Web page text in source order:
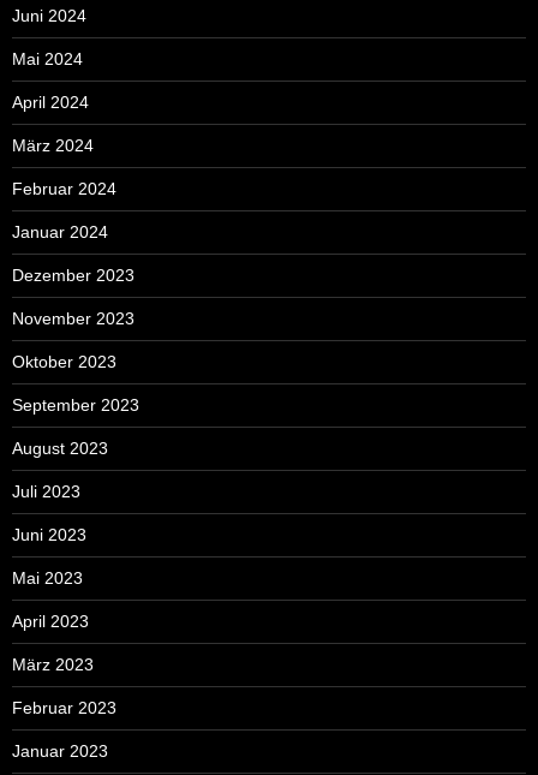
Juni 2024
Mai 2024
April 2024
März 2024
Februar 2024
Januar 2024
Dezember 2023
November 2023
Oktober 2023
September 2023
August 2023
Juli 2023
Juni 2023
Mai 2023
April 2023
März 2023
Februar 2023
Januar 2023